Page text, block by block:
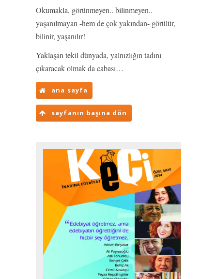
Okumakla, görünmeyen.. bilinmeyen..
yaşanılmayan -hem de çok yakından- görülür,
bilinir, yaşanılır!
Yaklaşan tekil dünyada, yalnızlığın tadını
çıkaracak olmak da cabası…
ana sayfa
sayfanın başına dön